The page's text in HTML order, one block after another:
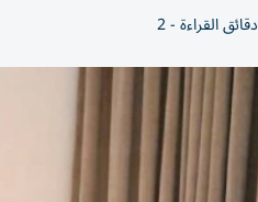
دقائق القراءة - 2